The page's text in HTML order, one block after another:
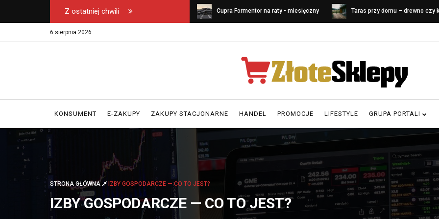
Z ostatniej chwili
Wyłączny dystrybutor kos Emel w Polsce - Cupra Formentor na raty - miesięczny Taras przy domu – drewno czy
6 sierpnia 2026
KONSUMENT E-ZAKUPY ZAKUPY STACJONARNE HANDEL PROMOCJE LIFESTYLE GRUPA PORTALI
STRONA GŁÓWNA IZBY GOSPODARCZE — CO TO JEST?
IZBY GOSPODARCZE — CO TO JEST?